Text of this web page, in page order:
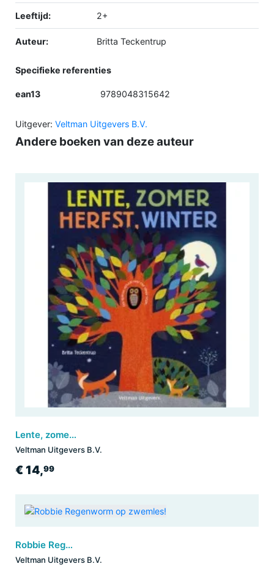
Leeftijd: 2+
Auteur: Britta Teckentrup
Specifieke referenties
ean13 9789048315642
Uitgever: Veltman Uitgevers B.V.
Andere boeken van deze auteur
Lente, zomer, herfst, winter
Veltman Uitgevers B.V.
€ 14,99
Robbie Regenworm op zwemles!
Veltman Uitgevers B.V.